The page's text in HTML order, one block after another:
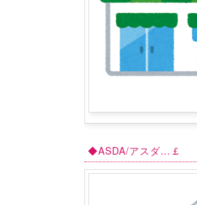
◆ASDA/アスダ…￡